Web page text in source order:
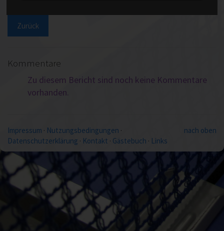
Zurück
Kommentare
Zu diesem Bericht sind noch keine Kommentare
vorhanden.
nach oben
Impressum · Nutzungsbedingungen ·
Datenschutzerklärung · Kontakt · Gästebuch · Links